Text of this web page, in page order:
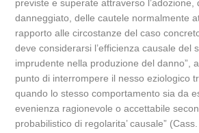
previste e superate attraverso l’adozione,
danneggiato, delle cautele normalmente
rapporto alle circostanze del caso
deve considerarsi l’efficienza causale del
imprudente nella produzione del danno”,
punto di interrompere il nesso eziologico
quando lo stesso comportamento sia da
evenienza ragionevole o accettabile
probabilistico di regolarita’ causale”